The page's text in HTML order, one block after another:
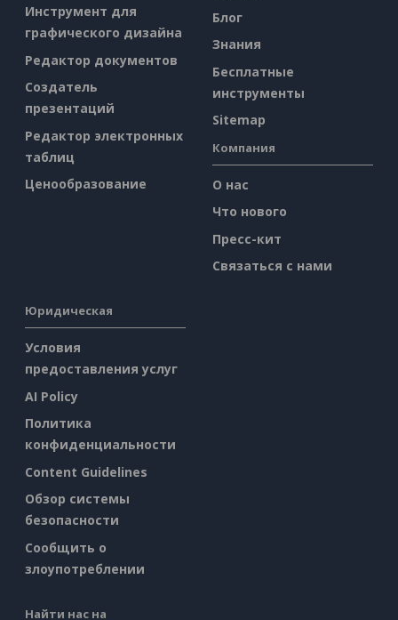
Инструмент для
графического дизайна
Редактор документов
Создатель
презентаций
Редактор электронных
таблиц
Ценообразование
Блог
Знания
Бесплатные
инструменты
Sitemap
Компания
О нас
Что нового
Пресс-кит
Связаться с нами
Юридическая
Условия
предоставления услуг
AI Policy
Политика
конфиденциальности
Content Guidelines
Обзор системы
безопасности
Сообщить о
злоупотреблении
Найти нас на